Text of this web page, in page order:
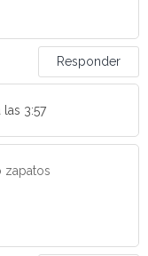
Responder
3:57
zapatos